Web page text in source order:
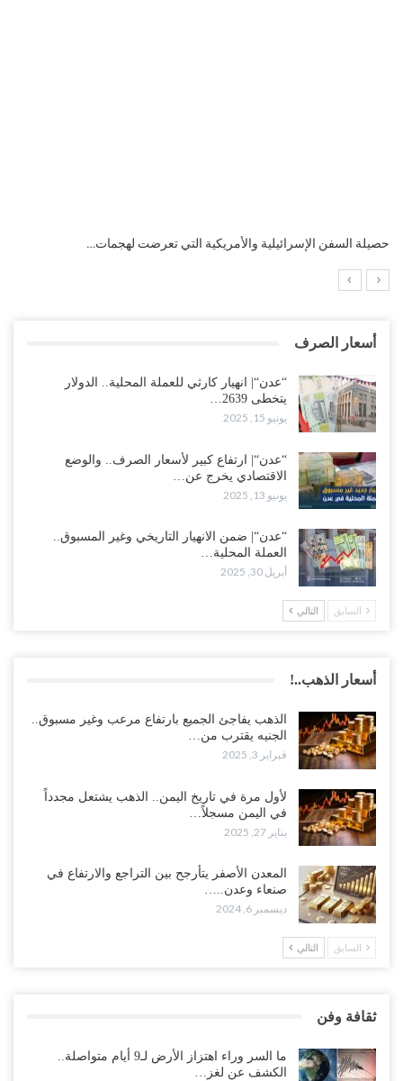
لهجمات… التضخم السنوي لمنطقة اليورو..
أسعار الصرف
“عدن“| انهيار كارثي للعملة المحلية.. الدولار
يتخطى 2639…
يونيو 15, 2025
“عدن“| ارتفاع كبير لأسعار الصرف.. والوضع
الاقتصادي يخرج عن…
يونيو 13, 2025
“عدن“| ضمن الانهيار التاريخي وغير المسبوق..
العملة المحلية…
أبريل 30, 2025
السابق التالي
أسعار الذهب..!
الذهب يفاجئ الجميع بارتفاع مرعب وغير مسبوق..
الجنيه يقترب من…
فبراير 3, 2025
لأول مرة في تاريخ اليمن.. الذهب يشتعل مجدداً
في اليمن مسجلاً…
يناير 27, 2025
المعدن الأصفر يتأرجح بين التراجع والارتفاع في
صنعاء وعدن..…
ديسمبر 6, 2024
السابق التالي
ثقافة وفن
ما السر وراء اهتزاز الأرض لـ9 أيام متواصلة..
الكشف عن لغز…